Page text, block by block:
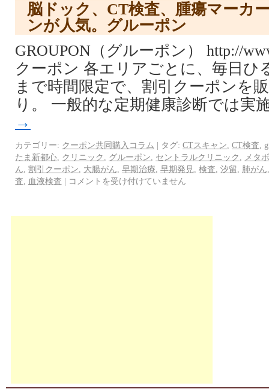
脳ドック、CT検査、腫瘍マーカ
ンが人気。グルーポン
GROUPON（グルーポン） http://
クーポン 各エリアごとに、毎日ひ
まで時間限定で、割引クーポンを
り。 一般的な定期健康診断では
→
カテゴリー: クーポン共同購入コラム | タグ: CTスキャン CT検査
たま新都心
クリニック グルーポン セントラルクリニック
メタ
ん 割引クーポン 大腸がん 早期治療 早期発見 検査 汐留 肺がん
査
血液検査 | コメントを受け付けていません